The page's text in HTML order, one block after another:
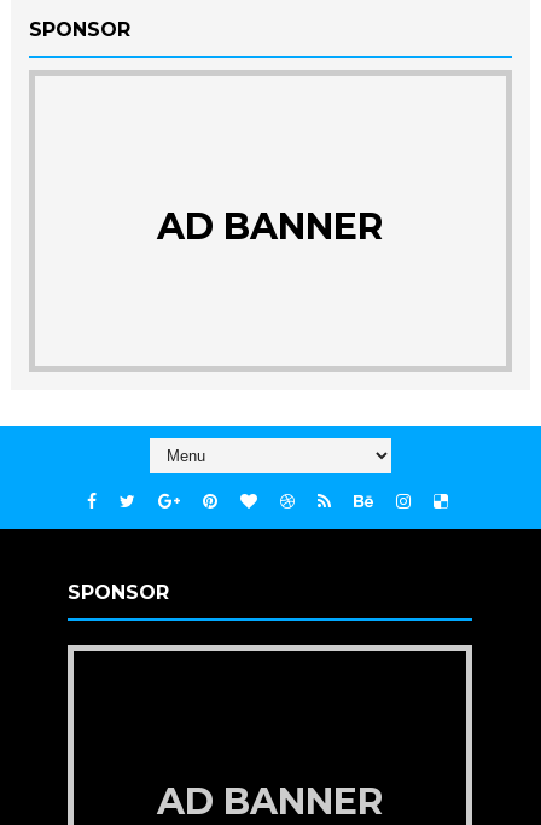
SPONSOR
AD BANNER
SPONSOR
AD BANNER